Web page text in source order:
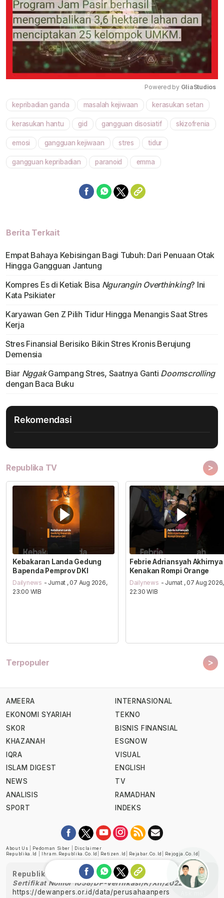
Mute
Powered by GliaStudios
kepribadian ganda masalah kejiwaan kerasukan setan
kerasukan hantu gid gangguan disosiatif skizofrenia
emosi gangguan kejiwaan stres tidur
gangguan kepribadian paranoid emma
Berita Terkait
Empat Bahaya Kebisingan Bagi Tubuh: Dari Penuaan Otak
Hingga Gangguan Jantung
Kompres Es di Ketiak Bisa Ngurangin Overthinking? Ini
Kata Psikiater
Karyawan Gen Z Pilih Tidur Hingga Menangis Saat Stres
Kerja
Stres Finansial Berisiko Bikin Stres Kronis Berujung
Demensia
Biar NggakGampang Stres, Saatnya Ganti Doomscrolling
dengan Baca Buku
Rekomendasi
Republika TV >
Kebakaran Landa Gedung
Bapenda Pemprov DKI
Dailynews - Jumat , 07 Aug 2026,
23:00 WIB
Febrie Adriansyah Akhirnya
Kenakan Rompi Orange
Dailynews - Jumat , 07 Aug 2026,
22:30 WIB
Terpopuler >
AMEERA
EKONOMI SYARIAH
SKOR
KHAZANAH
IQRA
ISLAM DIGEST
NEWS
ANALISIS
SPORT
INTERNASIONAL
TEKNO
BISNIS FINANSIAL
ESGNOW
VISUAL
ENGLISH
TV
RAMADHAN
INDEKS
About Us Pedoman Siber
Disclaimer
Republika.id
Ihram.republika.co.id Retizen.id Rejabar.co.id Rejogja.co.id
Republika telah diverifikasi oleh Dewan Pers
Sertifikat Nomor 1058/DP-Verifikasi/K/XII/2022
https://dewanpers.or.id/data/perusahaanpers